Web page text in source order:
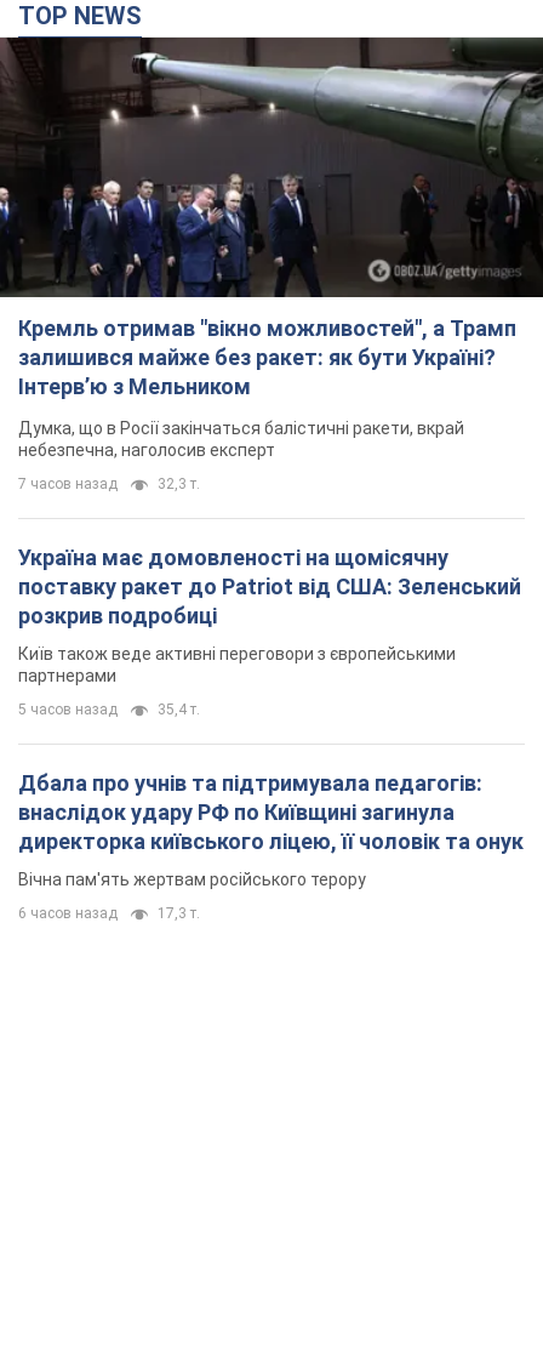
TOP NEWS
Кремль отримав "вікно можливостей", а Трамп
залишився майже без ракет: як бути Україні?
Інтерв’ю з Мельником
Думка, що в Росії закінчаться балістичні ракети, вкрай
небезпечна, наголосив експерт
7 часов назад 32,3 т.
Україна має домовленості на щомісячну
поставку ракет до Patriot від США: Зеленський
розкрив подробиці
Київ також веде активні переговори з європейськими
партнерами
5 часов назад 35,4 т.
Дбала про учнів та підтримувала педагогів:
внаслідок удару РФ по Київщині загинула
директорка київського ліцею, її чоловік та онук
Вічна пам'ять жертвам російського терору
6 часов назад 17,3 т.